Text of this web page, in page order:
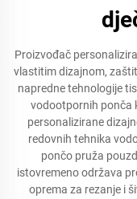
Proizvođač
vlastitim dizajnom,
napredne tehnologije
vodootpornih ponča
personalizirane
redovnih tehnika
pončo pruža
istovremeno održava
oprema za rezanje i